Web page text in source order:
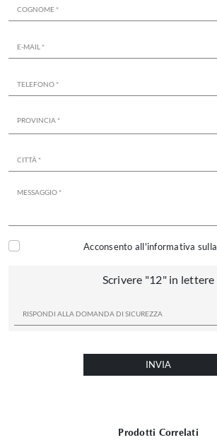
Prodotti Correlati
Acconsento all'informativa sulla
Scrivere "12" in lettere
INVIA